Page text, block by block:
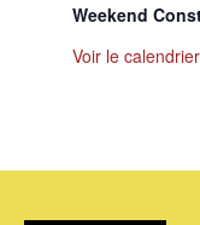
Weekend
Voir le calendrier